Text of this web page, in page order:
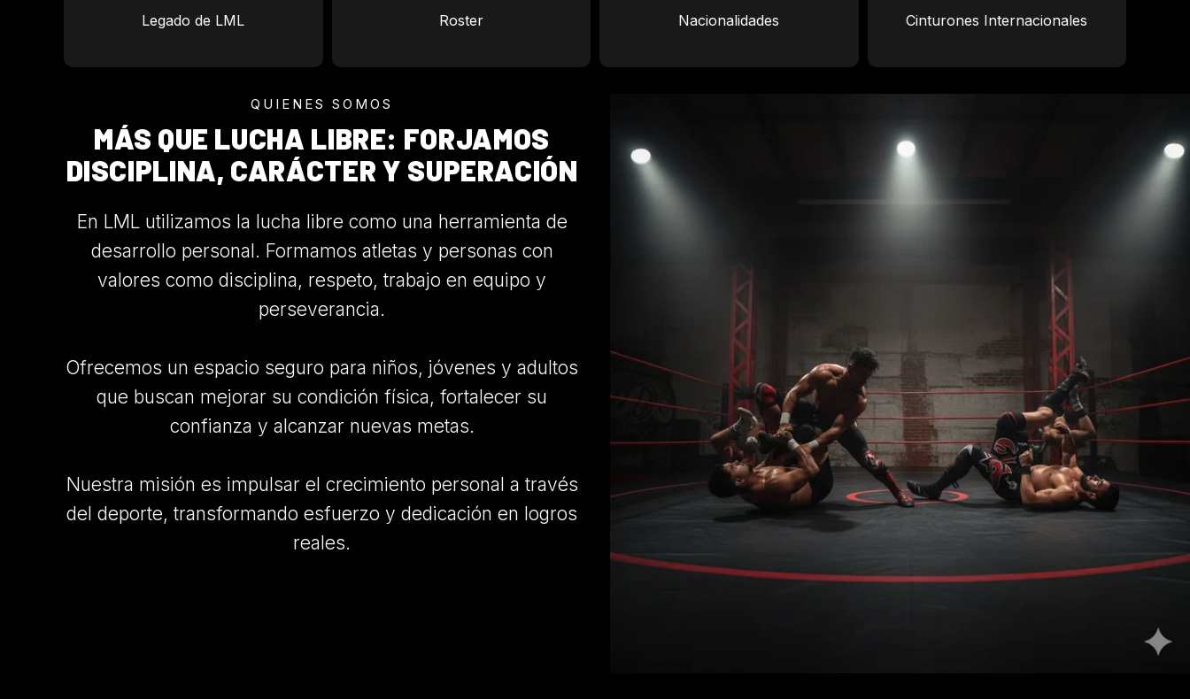
Legado de LML Roster Nacionalidades Cinturones Internacionales
QUIENES SOMOS
MÁS QUE LUCHA LIBRE: FORJAMOS
DISCIPLINA, CARÁCTER Y SUPERACIÓN
En LML utilizamos la lucha libre como una herramienta de
desarrollo personal. Formamos atletas y personas con
valores como disciplina, respeto, trabajo en equipo y
perseverancia.
Ofrecemos un espacio seguro para niños, jóvenes y adultos
que buscan mejorar su condición física, fortalecer su
confianza y alcanzar nuevas metas.
Nuestra misión es impulsar el crecimiento personal a través
del deporte, transformando esfuerzo y dedicación en logros
reales.